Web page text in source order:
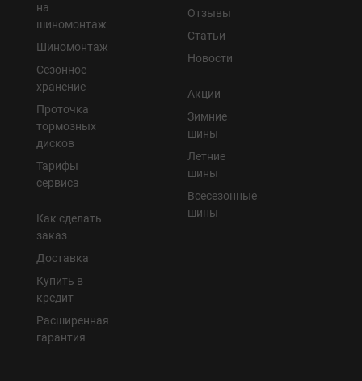
на
шиномонтаж
Шиномонтаж
Сезонное
хранение
Проточка
тормозных
дисков
Тарифы
сервиса
Как сделать
заказ
Доставка
Купить в
кредит
Расширенная
гарантия
Отзывы
Статьи
Новости
Акции
Зимние
шины
Летние
шины
Всесезонные
шины